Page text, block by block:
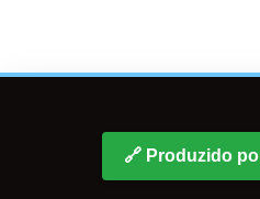
🔗 Produzido